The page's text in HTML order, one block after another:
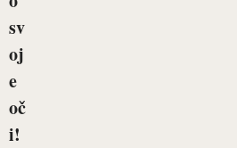
sv
oj
e
oč
i!